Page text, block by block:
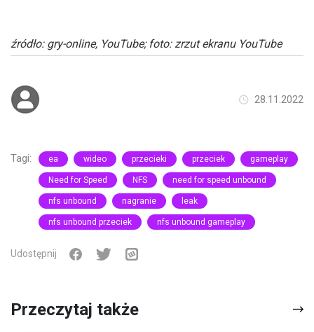
źródło: gry-online, YouTube; foto: zrzut ekranu YouTube
28.11.2022
Tagi: ea wideo przecieki przeciek gameplay
Need for Speed NFS need for speed unbound
nfs unbound nagranie leak
nfs unbound przeciek nfs unbound gameplay
Udostępnij
Przeczytaj także